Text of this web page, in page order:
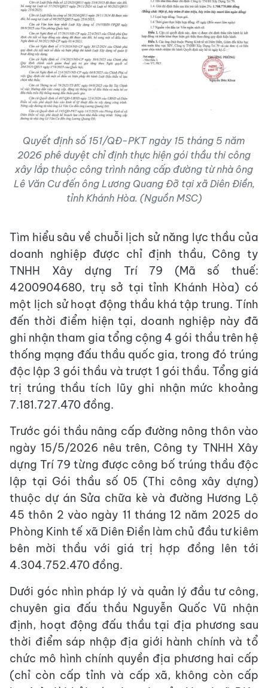
Quyết định số 151/QĐ-PKT ngày 15 tháng 5 năm
2026 phê duyệt chỉ định thực hiện gói thầu thi công
xây lắp thuộc công trình nâng cấp đường từ nhà ông
Lê Văn Cư đến ông Lương Quang Đỡ tại xã Diên Điền,
tỉnh Khánh Hòa. (Nguồn MSC)
Tìm hiểu sâu về chuỗi lịch sử năng lực thầu của
doanh nghiệp được chỉ định thầu, Công ty
TNHH Xây dựng Trí 79 (Mã số thuế:
4200904680, trụ sở tại tỉnh Khánh Hòa) có
một lịch sử hoạt động thầu khá tập trung. Tính
đến thời điểm hiện tại, doanh nghiệp này đã
ghi nhận tham gia tổng cộng 4 gói thầu trên hệ
thống mạng đấu thầu quốc gia, trong đó trúng
độc lập 3 gói thầu và trượt 1 gói thầu. Tổng giá
trị trúng thầu tích lũy ghi nhận mức khoảng
7.181.727.470 đồng.
Trước gói thầu nâng cấp đường nông thôn vào
ngày 15/5/2026 nêu trên, Công ty TNHH Xây
dựng Trí 79 từng được công bố trúng thầu độc
lập tại Gói thầu số 05 (Thi công xây dựng)
thuộc dự án Sửa chữa kè và đường Hương Lộ
45 thôn 2 vào ngày 11 tháng 12 năm 2025 do
Phòng Kinh tế xã Diên Điền làm chủ đầu tư kiêm
bên mời thầu với giá trị hợp đồng lên tới
4.304.752.470 đồng.
Dưới góc nhìn pháp lý và quản lý đầu tư công,
chuyên gia đấu thầu Nguyễn Quốc Vũ nhận
định, hoạt động đấu thầu tại địa phương sau
thời điểm sáp nhập địa giới hành chính và tổ
chức mô hình chính quyền địa phương hai cấp
(chỉ còn cấp tỉnh và cấp xã, không còn cấp